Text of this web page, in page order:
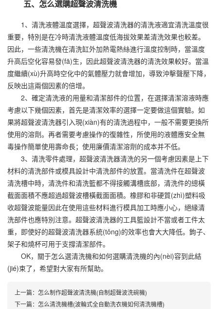
五、怎么選購超聲波清洗機
1、清洗液體溫度選擇，超聲波清洗器的清洗液適宜清洗溫度很
重要，特別是在冷時清洗液體溫度低海拔效果差清洗效果也較差。
因此，一些清洗機在清洗缸外加熱電熱絲進行溫度控制時，當溫度
升高后空化容易發(fā)生，因此超聲波清洗器的清洗效果較好。當溫
度繼續(xù)升高時空化中的氣體壓力就會增加，導致沖擊聲壓下降，
反映出這兩個因素的倍增。
2、確定清洗液的用量和清潔部件的位置，在選擇清潔溶液時應
考慮以下幾個因素，首先是清潔效率的選擇一定要做這個實驗。如
果將超聲波清洗器引入現(xiàn)有的清洗過程中，一般不需要更換所
使用的溶劑。再者需要考慮操作的復雜性，所使用的液體應安全無
毒操作簡單使用壽命長；使用廉價清潔溶劑的成本并不低。
3、清洗零件處理，超聲波清洗器清洗的另一個考慮因素是上下
材料的清洗部件或模具設計中清洗部件的放置。當清洗件在超聲波
清洗槽中時，清洗件和清洗籃都不得接觸溝槽底部，清洗件的總橫
截面面積不應超過超聲波槽橫截面面積。橡膠和非硬質(zhì)塑料吸
收超聲波能量因此在使用這些材料進行模具加工時應小心，絕緣清
洗部件也應特別注意。超聲波清洗器的工具籃設計不當或者工件太
重，即使好的超聲波清洗器系統(tǒng)的效率也會大大降低。鉤子、
架子和燒杯可用于支撐清潔部件。
OK，關于怎么選清洗機和如何選購清洗機的內(nèi)容到此結
(jié)束了，希望對大家有所幫助。
上一篇：怎么制作超聲波清洗機(自制超聲波洗碗機)
下一篇：怎么清洗機槽(波輪式全自動洗衣機如何清洗機槽)